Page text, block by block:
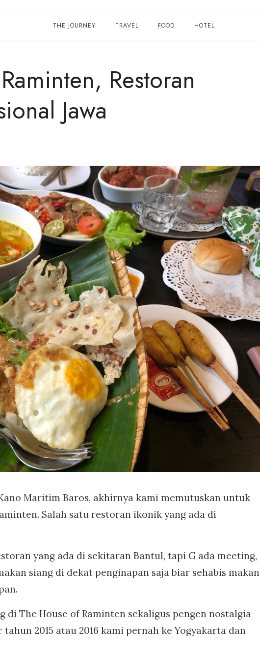
THE JOURNEY TRAVEL FOOD HOTEL
Restoran
Jawa
Maritim Baros, akhirnya kami memutuskan untuk
Salah satu restoran ikonik yang ada di
yang ada di sekitaran Bantul, tapi G ada meeting,
siang di dekat penginapan saja biar sehabis makan
di The House of Raminten sekaligus pengen nostalgia
2015 atau 2016 kami pernah ke Yogyakarta dan